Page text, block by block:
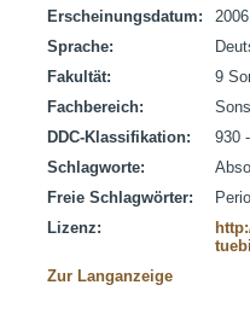
Erscheinungsdatum:
2006
Sprache:
Fakultät:
9
Fachbereich:
DDC-Klassifikation:
930
Schlagworte:
Freie Schlagwörter:
Lizenz:
Zur Langanzeige